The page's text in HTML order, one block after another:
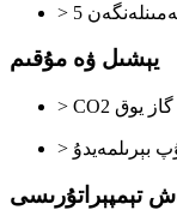
يېشىل ۋە مۇقىم
تېمپېراتۇرىسى